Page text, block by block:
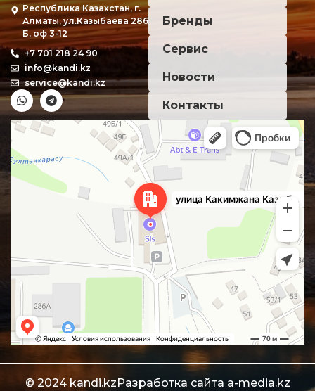
Республика Казахстан, г.
Алматы, ул.Казыбаева 286
Б, оф 3-12
+7 701 218 24 90
info@kandi.kz
service@kandi.kz
Бренды
Сервис
Новости
Контакты
Алматы
Улица Какимжана Казыбаева, 286Б — Яндекс Карты
© 2024 kandi.kzРазработка сайта a-media.kz